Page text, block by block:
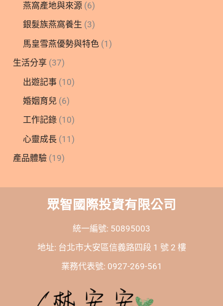
燕窩產地與來源 (6)
銀髮族燕窩養生 (3)
馬皇雪燕優勢與特色 (1)
生活分享 (37)
出遊記事 (10)
婚姻育兒 (6)
工作記錄 (10)
心靈成長 (11)
產品體驗 (19)
眾智國際投資有限公司
統一編號: 50895003
地址: 台北市大安區信義路四段 1 號 2 樓
業務代表號: 0927-269-561